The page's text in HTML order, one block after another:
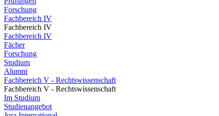
Forschung
Fachbereich IV
Fachbereich IV
Fachbereich IV
Fächer
Forschung
Studium
Alumni
Fachbereich V - Rechtswissenschaft
Fachbereich V - Rechtswissenschaft
Im Studium
Studienangebot